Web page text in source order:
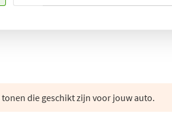
die geschikt zijn voor jouw auto.